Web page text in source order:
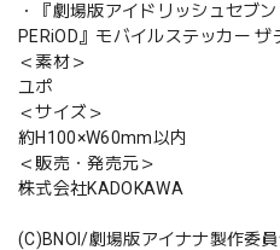
・『劇場版アイドリッシュセブ
PERiOD』モバイルステッカー
＜素材＞
ユポ
＜サイズ＞
約H100×W60mm以内
＜販売・発売元＞
株式会社KADOKAWA
(C)BNOI/劇場版アイナナ製作委